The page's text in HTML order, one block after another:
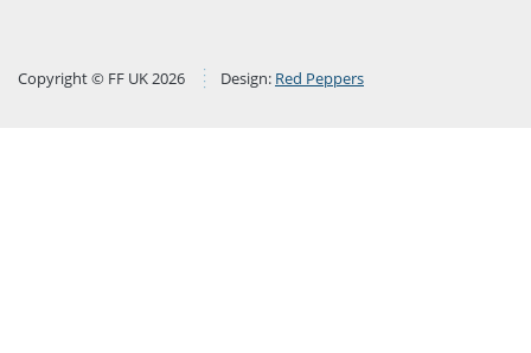
Copyright © FF UK 2026 Design: Red Peppers